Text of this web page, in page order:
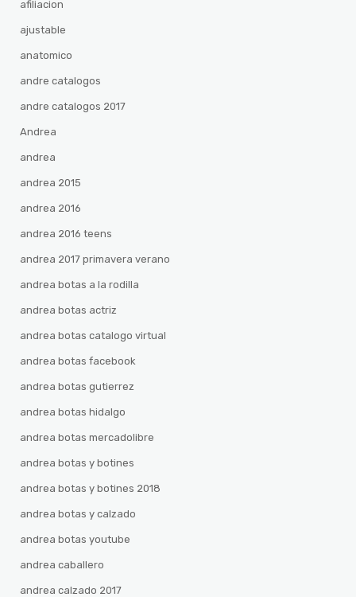
afiliacion
ajustable
anatomico
andre catalogos
andre catalogos 2017
Andrea
andrea
andrea 2015
andrea 2016
andrea 2016 teens
andrea 2017 primavera verano
andrea botas a la rodilla
andrea botas actriz
andrea botas catalogo virtual
andrea botas facebook
andrea botas gutierrez
andrea botas hidalgo
andrea botas mercadolibre
andrea botas y botines
andrea botas y botines 2018
andrea botas y calzado
andrea botas youtube
andrea caballero
andrea calzado 2017